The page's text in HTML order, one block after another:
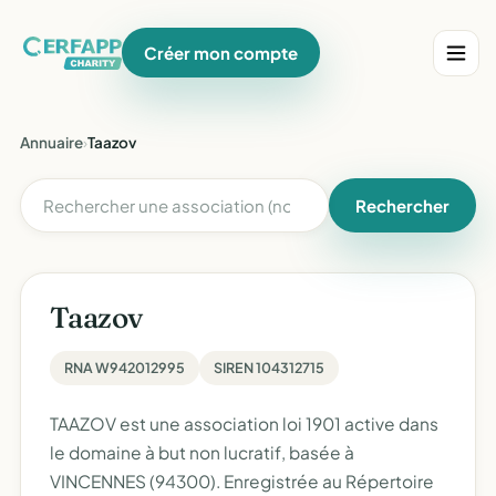
Créer mon compte
Annuaire›Taazov
Rechercher
Taazov
RNA W942012995 SIREN 104312715
TAAZOV est une association loi 1901 active dans
le domaine à but non lucratif, basée à
VINCENNES (94300). Enregistrée au Répertoire